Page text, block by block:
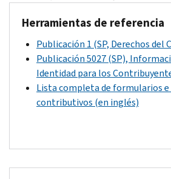
due
date
the
return,
including
extensions,
to
refund
of
notice.
do
anything
you
filed
the
missing
tax
the
last
Herramientas de referencia
Publicación 1 (SP, Derechos del
Publicación 5027 (SP),
Identidad para los
Lista completa de formularios
contributivos (en inglés)